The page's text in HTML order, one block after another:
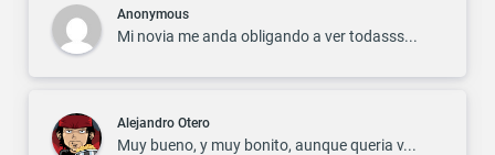
Anonymous
Mi novia me anda obligando a ver todasss...
Alejandro Otero
Muy bueno, y muy bonito, aunque queria v...